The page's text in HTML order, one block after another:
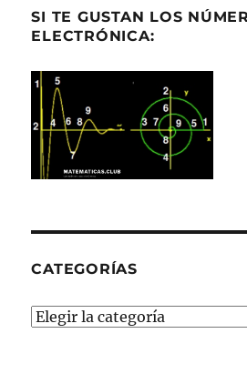
SI TE GUSTAN LOS
ELECTRÓNICA:
CATEGORÍAS
Categorías